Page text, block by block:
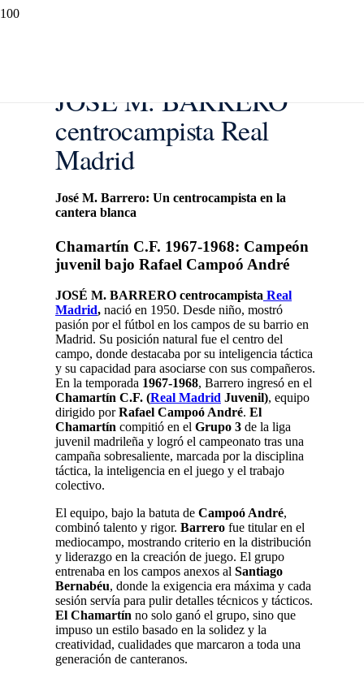
JOSÉ M. BARRERO
centrocampista Real
Madrid
José M. Barrero: Un centrocampista en la
cantera blanca
Chamartín C.F. 1967-1968: Campeón
juvenil bajo Rafael Campoó André
JOSÉ M. BARRERO centrocampista Real
Madrid, nació en 1950. Desde niño, mostró
pasión por el fútbol en los campos de su barrio en
Madrid. Su posición natural fue el centro del
campo, donde destacaba por su inteligencia táctica
y su capacidad para asociarse con sus compañeros.
En la temporada 1967-1968, Barrero ingresó en el
Chamartín C.F. (Real Madrid Juvenil), equipo
dirigido porRafael Campoó André. El
Chamartín compitió en el Grupo 3 de la liga
juvenil madrileña y logró el campeonato tras una
campaña sobresaliente, marcada por la disciplina
táctica, la inteligencia en el juego y el trabajo
colectivo.
El equipo, bajo la batuta de Campoó André,
combinó talento y rigor. Barrero fue titular en el
mediocampo, mostrando criterio en la distribución
y liderazgo en la creación de juego. El grupo
entrenaba en los campos anexos al Santiago
Bernabéu, donde la exigencia era máxima y cada
sesión servía para pulir detalles técnicos y tácticos.
El Chamartín no solo ganó el grupo, sino que
impuso un estilo basado en la solidez y la
creatividad, cualidades que marcaron a toda una
generación de canteranos.